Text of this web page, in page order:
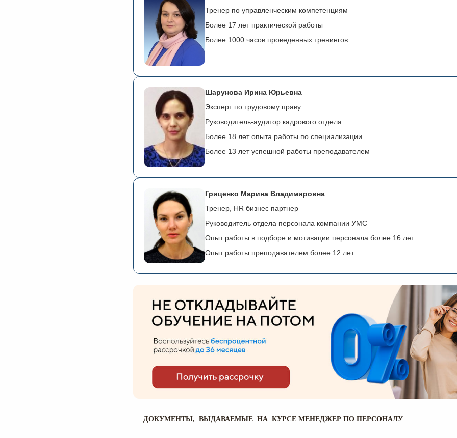
Тренер по управленческим компетенциям
Более 17 лет практической работы
Более 1000 часов проведенных тренингов
Шарунова Ирина Юрьевна
Эксперт по трудовому праву
Руководитель-аудитор кадрового отдела
Более 18 лет опыта работы по специализации
Более 13 лет успешной работы преподавателем
Гриценко Марина Владимировна
Тренер, HR бизнес партнер
Руководитель отдела персонала компании УМС
Опыт работы в подборе и мотивации персонала более 16 лет
Опыт работы преподавателем более 12 лет
ДОКУМЕНТЫ, ВЫДАВАЕМЫЕ НА КУРСЕ МЕНЕДЖЕР ПО ПЕРСОНАЛУ